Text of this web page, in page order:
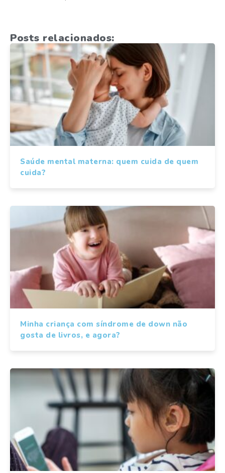
Posts relacionados:
Saúde mental materna: quem cuida de quem
cuida?
Minha criança com síndrome de down não
gosta de livros, e agora?